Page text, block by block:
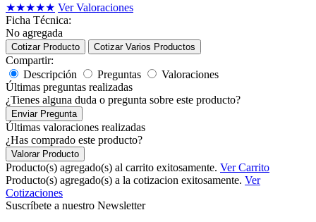
★★★★★ Ver Valoraciones
Ficha Técnica:
No agregada
Cotizar Producto Cotizar Varios Productos
Compartir:
Descripción
Preguntas
Valoraciones
Últimas preguntas realizadas
¿Tienes alguna duda o pregunta sobre este producto?
Enviar Pregunta
Últimas valoraciones realizadas
¿Has comprado este producto?
Valorar Producto
Producto(s) agregado(s) al carrito exitosamente. Ver Carrito
Producto(s) agregado(s) a la cotizacion exitosamente. Ver
Cotizaciones
Suscríbete a nuestro Newsletter